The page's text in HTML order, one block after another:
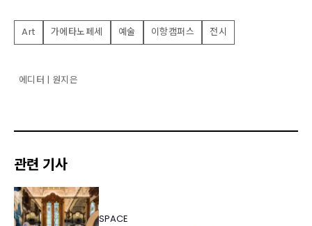
Art 가에타노페세 예술 이항캠퍼스 전시
에디터 | 원지은
관련 기사
SPACE